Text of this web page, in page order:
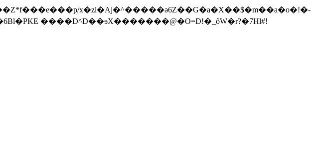
����D^D��ɘX�������@�O=D!�_ȏW�r?�7Hl#!